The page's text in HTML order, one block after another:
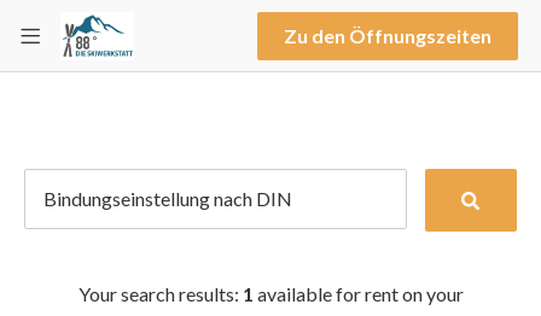
Zu den Öffnungszeiten
Your search results: 1 available for rent on your